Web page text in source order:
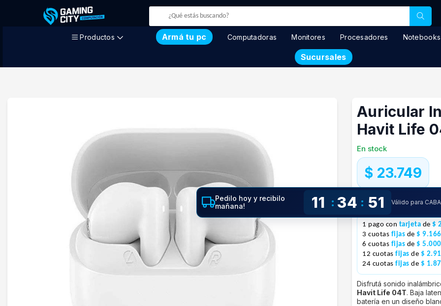
Productos Armá tu pc Computadoras Monitores Procesadores Notebooks
Sucursales
Auricular
Havit Life
En stock
$ 23.749
Precio S/Imp.Nac.$19.627
1 pago con tarjeta de $
3 cuotas fijas de $ 9.166
6 cuotas fijas de $ 5.000
12 cuotas fijas de $
24 cuotas fijas de $
Disfrutá sonido
Havit Life 04T. Baja
batería en un diseño
Pedilo hoy y recibilo
mañana!
11 : 34 : 50 Válido para